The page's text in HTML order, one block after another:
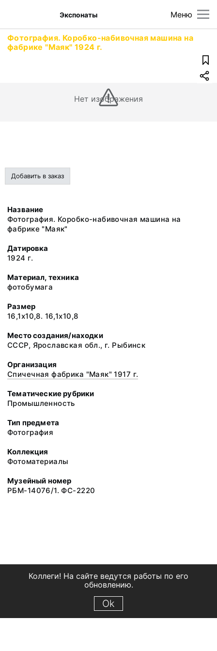
Меню
Экспонаты
Фотография. Коробко-набивочная машина на
фабрике "Маяк" 1924 г.
Нет изображения
Добавить в заказ
Название
Фотография. Коробко-набивочная машина на
фабрике "Маяк"
Датировка
1924 г.
Материал, техника
фотобумага
Размер
16,1х10,8. 16,1х10,8
Место создания/находки
СССР, Ярославская обл., г. Рыбинск
Организация
Спичечная фабрика "Маяк" 1917 г.
Тематические рубрики
Промышленность
Тип предмета
Фотография
Коллекция
Фотоматериалы
Музейный номер
РБМ-14076/1. ФС-2220
Коллеги! На сайте ведутся работы по его
обновлению.
Ok